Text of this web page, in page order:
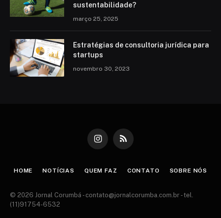
sustentabilidade?
março 25, 2025
Estratégias de consultoria jurídica para
startups
novembro 30, 2023
InstagramRSS
HOME NOTÍCIAS QUEM FAZ CONTATO SOBRE NÓS
© 2026 Jornal Corumbá - contato@jornalcorumba.com.br - tel.
(11)91754-6532